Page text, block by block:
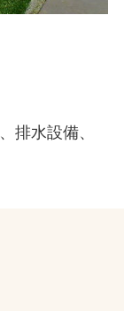
、排水設備、